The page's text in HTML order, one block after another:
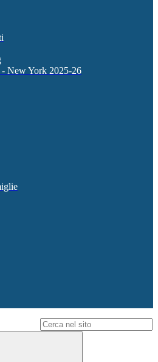
New York 2025-26